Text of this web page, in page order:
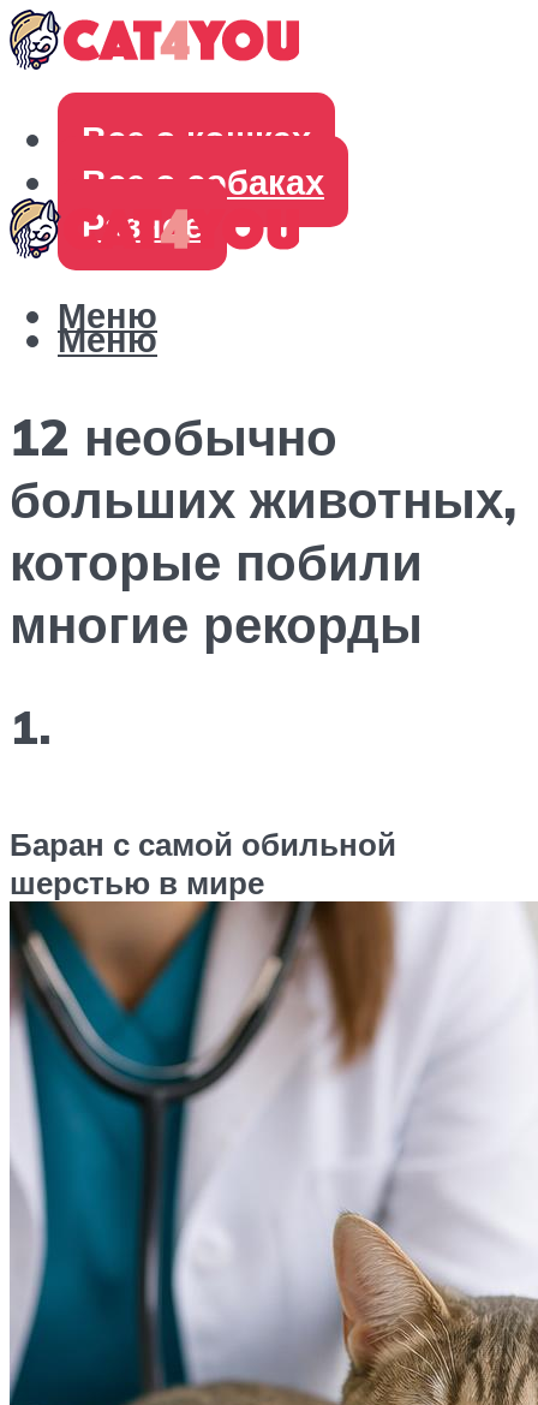
Все о кошках
Все о собаках
Разное
Меню
Меню
12 необычно
больших животных,
которые побили
многие рекорды
1.
Баран с самой обильной
шерстью в мире